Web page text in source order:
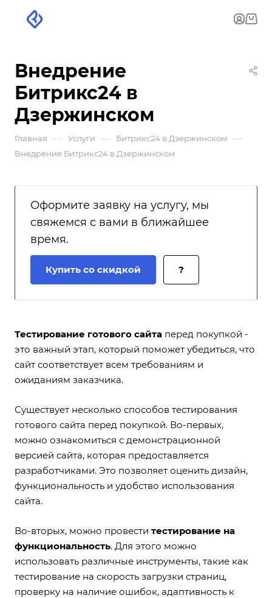
Внедрение
Битрикс24 в
Дзержинском
Главная — Услуги — Битрикс24 в Дзержинском —
Внедрение Битрикс24 в Дзержинском
Оформите заявку на услугу, мы
свяжемся с вами в ближайшее
время.
Купить со скидкой ?
Тестирование готового сайта перед покупкой -
это важный этап, который поможет убедиться, что
сайт соответствует всем требованиям и
ожиданиям заказчика.
Существует несколько способов тестирования
готового сайта перед покупкой. Во-первых,
можно ознакомиться с демонстрационной
версией сайта, которая предоставляется
разработчиками. Это позволяет оценить дизайн,
функциональность и удобство использования
сайта.
Во-вторых, можно провести тестирование на
функциональность. Для этого можно
использовать различные инструменты, такие как
тестирование на скорость загрузки страниц,
проверку на наличие ошибок, адаптивность к